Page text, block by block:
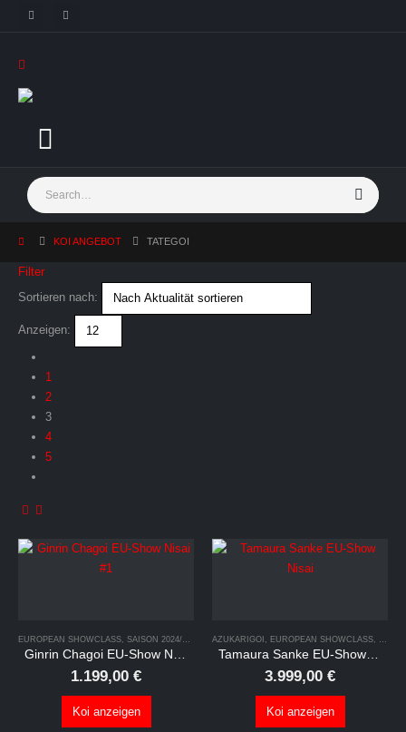
KOI ANGEBOT TATEGOI
Filter
Sortieren nach:
Anzeigen:
1
2
3
4
5
EUROPEAN SHOWCLASS, SAISON 2024/2025 TATEGOI
Ginrin Chagoi EU-Show Nisai #1
1.199,00 €
Koi anzeigen
AZUKARIGOI , EUROPEAN SHOWCLASS,
Tamaura Sanke EU-Show Nisai
3.999,00 €
Koi anzeigen